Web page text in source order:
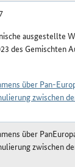
ausgestellte
des Gemischten
über Pan-
zwischen
über
zwischen